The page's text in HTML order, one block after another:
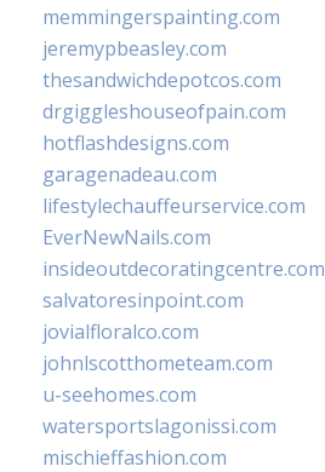
memmingerspainting.com
jeremypbeasley.com
thesandwichdepotcos.com
drgiggleshouseofpain.com
hotflashdesigns.com
garagenadeau.com
lifestylechauffeurservice.com
EverNewNails.com
insideoutdecoratingcentre.com
salvatoresinpoint.com
jovialfloralco.com
johnlscotthometeam.com
u-seehomes.com
watersportslagonissi.com
mischieffashion.com